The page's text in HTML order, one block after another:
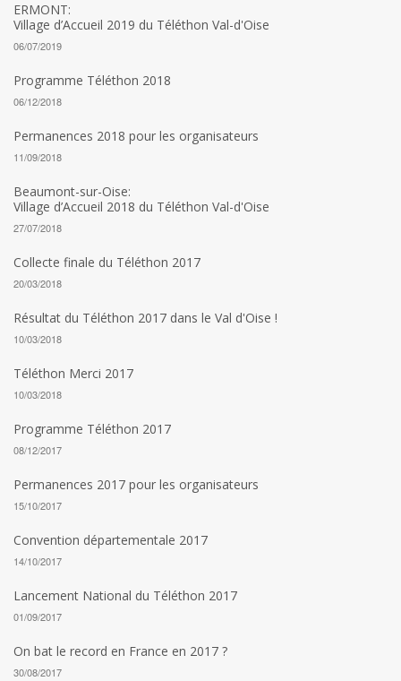
ERMONT:
Village d’Accueil 2019 du Téléthon Val-d'Oise
06/07/2019
Programme Téléthon 2018
06/12/2018
Permanences 2018 pour les organisateurs
11/09/2018
Beaumont-sur-Oise:
Village d’Accueil 2018 du Téléthon Val-d'Oise
27/07/2018
Collecte finale du Téléthon 2017
20/03/2018
Résultat du Téléthon 2017 dans le Val d'Oise !
10/03/2018
Téléthon Merci 2017
10/03/2018
Programme Téléthon 2017
08/12/2017
Permanences 2017 pour les organisateurs
15/10/2017
Convention départementale 2017
14/10/2017
Lancement National du Téléthon 2017
01/09/2017
On bat le record en France en 2017 ?
30/08/2017